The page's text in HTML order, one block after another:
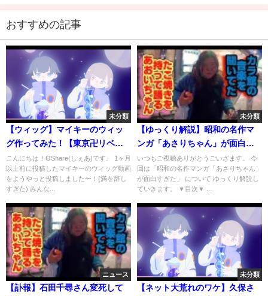
おすすめの記事
未分類
【ウィッグ】マイキーのウィッ
グ作ってみた！【東京卍リベン
ジャーズ/佐野万次郎】
こんにちは！OShare(しぇあ)です。 1ヶ月
以上前に投稿したマイキーのウィッグ動画
をようやっと投稿しました〜！(満を辞し
すぎた) みんな...
未分類
【ゆっくり解説】昭和の名作マ
ンガ「あさりちゃん」が面白す
ぎた
いつもご視聴ありがとうごいざます。 今
回は「昭和の名作マンガ「あさりちゃん」
が面白すぎた」 について ゆっくり解説し
ていきます。 ▼目次▼ ...
ニュース
【訃報】石田千尋さん変死して
未分類
【ネット大荒れのワケ】久保さ